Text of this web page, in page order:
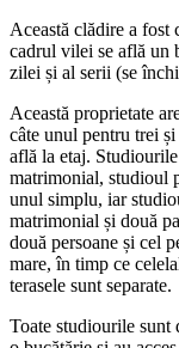
Această clădire a
cadrul vilei se află un
zilei și al serii (se
Această proprietate
câte unul pentru trei
află la etaj.
matrimonial, studioul
unul simplu, iar
matrimonial și două
două persoane și cel
mare, în timp ce
terasele sunt separate.
Toate studiourile sunt